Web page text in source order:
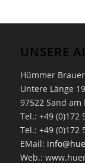
UNSERE
Hümmer
Untere Länge 19
97522 Sand am
Tel.: +49 (0)172
Tel.: +49 (0)172
EMail:
Web.: